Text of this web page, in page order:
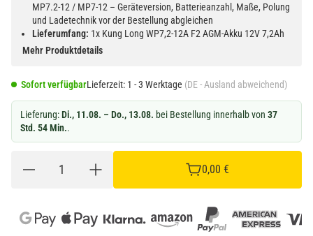
MP7.2-12 / MP7-12 – Geräteversion, Batterieanzahl, Maße, Polung
und Ladetechnik vor der Bestellung abgleichen
Lieferumfang: 1x Kung Long WP7,2-12A F2 AGM-Akku 12V 7,2Ah
Mehr Produktdetails
Sofort verfügbarLieferzeit: 1 - 3 Werktage (DE - Ausland abweichend)
Lieferung:Di., 11.08. – Do., 13.08. bei Bestellung innerhalb von 37
Std. 54 Min..
0,00 €